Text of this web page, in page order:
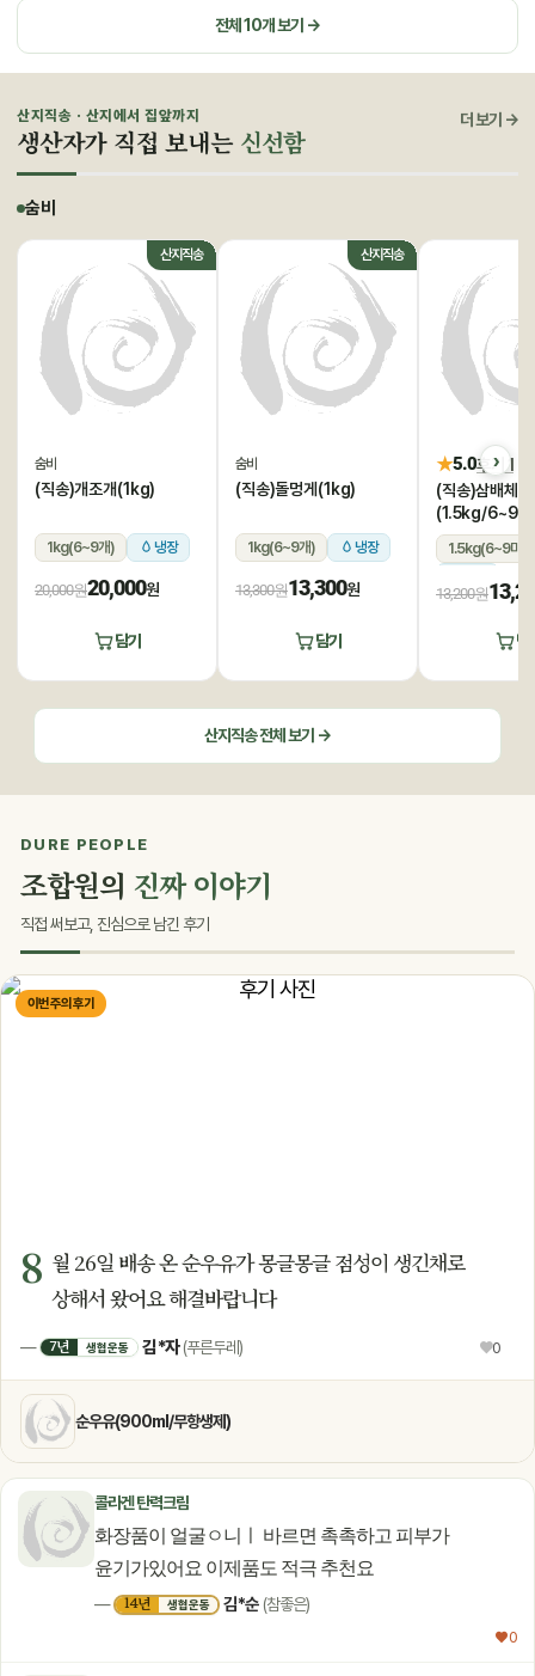
전체 10개 보기 →
산지직송 · 산지에서 집앞까지
생산자가 직접 보내는 신선함
더 보기 →
숨비
산지직송
숨비
(직송)개조개(1kg)
1kg(6~9개) 냉장
20,000원20,000원
담기
산지직송
숨비
(직송)돌멍게(1kg)
1kg(6~9개) 냉장
13,300원13,300원
담기
★5.0후기 1
(직송)삼배체굴
(1.5kg/6~9
1.5kg(6~9미)
13,200원
담
산지직송 전체 보기 →
DURE PEOPLE
조합원의 진짜 이야기
직접 써보고, 진심으로 남긴 후기
이번 주의 후기
8 월 26일 배송 온 순우유가 몽글몽글 점성이 생긴채로
상해서 왔어요 해결바랍니다
— 7년 생협운동 김*자(푸른두레) ♥0
순우유(900ml/무항생제)
콜라겐 탄력크림
화장품이 얼굴ㅇ니ㅣ 바르면 촉촉하고 피부가
윤기가있어요 이제품도 적극 추천요
— 14년 생협운동 김*순 (참좋은)
♥ 0